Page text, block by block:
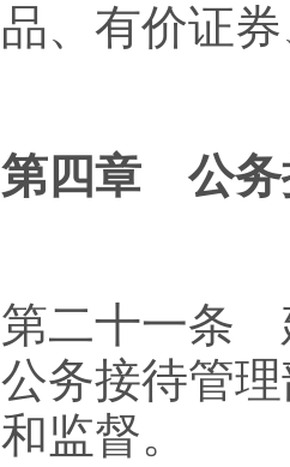
品、有价证
第四章 公务
第二十一条
公务接待管
和监督。